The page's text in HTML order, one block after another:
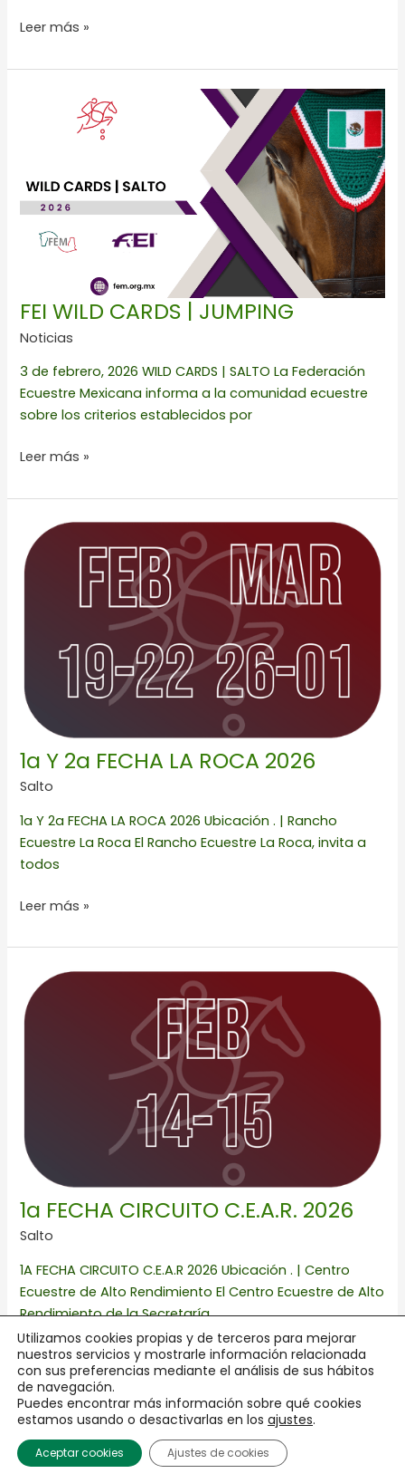
Leer más »
FEI WILD CARDS | JUMPING
Noticias
3 de febrero, 2026 WILD CARDS | SALTO La Federación
Ecuestre Mexicana informa a la comunidad ecuestre
sobre los criterios establecidos por
Leer más »
1a Y 2a FECHA LA ROCA 2026
Salto
1a Y 2a FECHA LA ROCA 2026 Ubicación . | Rancho
Ecuestre La Roca El Rancho Ecuestre La Roca, invita a
todos
2a
FECHA
Leer más »
1a FECHA CIRCUITO C.E.A.R. 2026
Salto
1A FECHA CIRCUITO C.E.A.R 2026 Ubicación . | Centro
Ecuestre de Alto Rendimiento El Centro Ecuestre de Alto
Rendimiento de la Secretaría
FECHA
CIRCUITO
C.E.A.R.
Leer más »
Concurso
de
Adiestramiento
avalado
Utilizamos cookies propias y de terceros para mejorar
nuestros servicios y mostrarle información relacionada
con sus preferencias mediante el análisis de sus hábitos
de navegación.
Puedes encontrar más información sobre qué cookies
estamos usando o desactivarlas en los ajustes.
Aceptar cookies Ajustes de cookies